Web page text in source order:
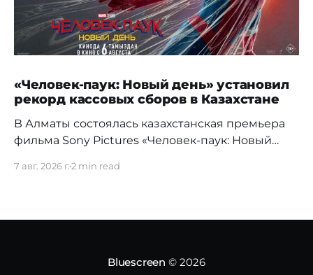
«Человек-паук: Новый день» установил
рекорд кассовых сборов в Казахстане
В Алматы состоялась казахстанская премьера
фильма Sony Pictures «Человек-паук: Новый
приключение Питера Паркера после
7 авг. 2026 г.2 min read
Bluescreen © 2026